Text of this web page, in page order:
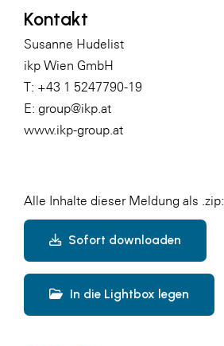
Kontakt
Susanne Hudelist
ikp Wien GmbH
T: +43 1 5247790-19
E: group@ikp.at
www.ikp-group.at
Alle Inhalte dieser Meldung als .zip:
Sofort downloaden
In die Lightbox legen